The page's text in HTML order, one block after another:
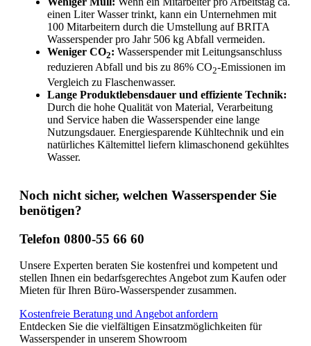
einen Liter Wasser trinkt, kann ein Unternehmen mit
100 Mitarbeitern durch die Umstellung auf BRITA
Wasserspender pro Jahr 506 kg Abfall vermeiden.
Weniger CO2: Wasserspender mit Leitungsanschluss
reduzieren Abfall und bis zu 86% CO2-Emissionen im
Vergleich zu Flaschenwasser.
Lange Produktlebensdauer und effiziente Technik:
Durch die hohe Qualität von Material, Verarbeitung
und Service haben die Wasserspender eine lange
Nutzungsdauer. Energiesparende Kühltechnik und ein
natürliches Kältemittel liefern klimaschonend gekühltes
Wasser.
Noch nicht sicher, welchen Wasserspender Sie
benötigen?
Telefon 0800-55 66 60
Unsere Experten beraten Sie kostenfrei und kompetent und
stellen Ihnen ein bedarfsgerechtes Angebot zum Kaufen oder
Mieten für Ihren Büro-Wasserspender zusammen.
Kostenfreie Beratung und Angebot anfordern
Entdecken Sie die vielfältigen Einsatzmöglichkeiten für
Wasserspender in unserem Showroom